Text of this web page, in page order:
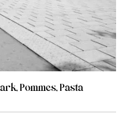
Pommes, Pasta